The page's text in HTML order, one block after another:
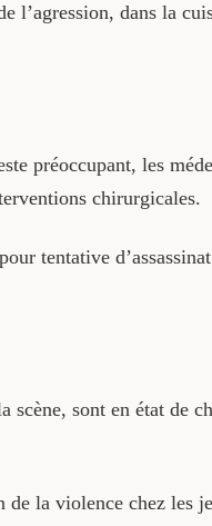
l’agression, dans la
préoccupant, les
chirurgicales.
tentative
scène, sont en état de
de la violence chez les